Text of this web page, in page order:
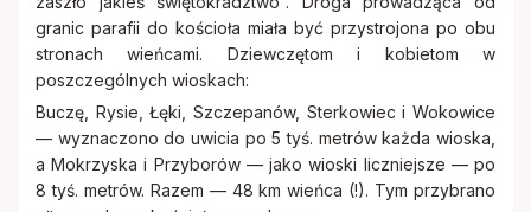
granic parafii do kościoła miała być przystrojona po obu
stronach wieńcami. Dziewczętom i kobietom w
poszczególnych wioskach:
Buczę, Rysie, Łęki, Szczepanów, Sterkowiec i Wokowice
— wyznaczono do uwicia po 5 tyś. metrów każda wioska,
a Mokrzyska i Przyborów — jako wioski liczniejsze — po
8 tyś. metrów. Razem — 48 km wieńca (!). Tym przybrano